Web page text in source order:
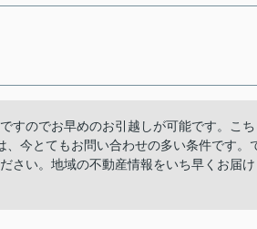
すのでお早めのお引越しが可能です。こち
今とてもお問い合わせの多い条件です。
さい。地域の不動産情報をいち早くお届け